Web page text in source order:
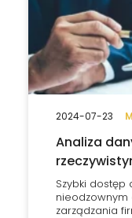
Analiza
Szybki dostęp
zarządzania
2024-07-23